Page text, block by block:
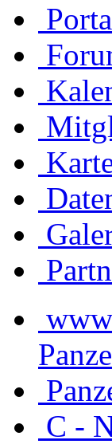
C -